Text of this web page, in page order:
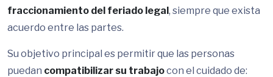
fraccionamiento del feriado legal, siempre que exista
acuerdo entre las partes.
Su objetivo principal es permitir que las personas
puedan compatibilizar su trabajocon el cuidado de: